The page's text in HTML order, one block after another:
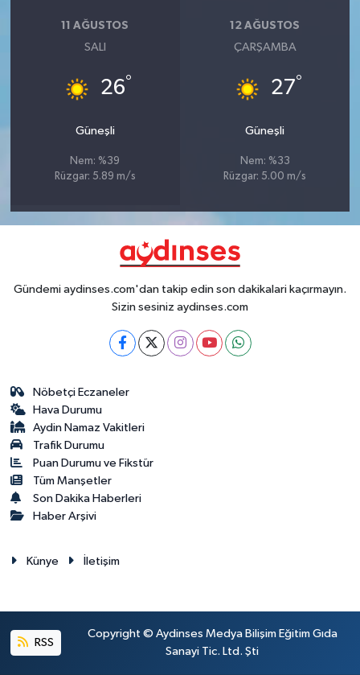
11 AĞUSTOS
SALI
26°
Güneşli
Nem: %39
Rüzgar: 5.89 m/s
12 AĞUSTOS
ÇARŞAMBA
27°
Güneşli
Nem: %33
Rüzgar: 5.00 m/s
Gündemi aydinses.com'dan takip edin son dakikalari kaçırmayın.
Sizin sesiniz aydinses.com
Nöbetçi Eczaneler
Hava Durumu
Aydin Namaz Vakitleri
Trafik Durumu
Puan Durumu ve Fikstür
Tüm Manşetler
Son Dakika Haberleri
Haber Arşivi
Künye İletişim
RSS
Copyright © Aydinses Medya Bilişim Eğitim Gıda
Sanayi Tic. Ltd. Şti